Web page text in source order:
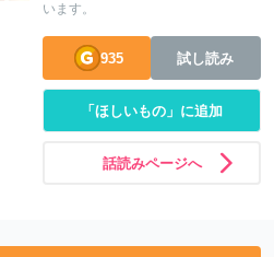
います。
935 試し読み
「ほしいもの」に追加
話読みページへ